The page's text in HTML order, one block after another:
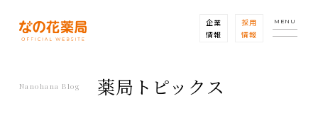
企業
情報
採用
情報
MENU
Nanohana Blog 薬局トピックス